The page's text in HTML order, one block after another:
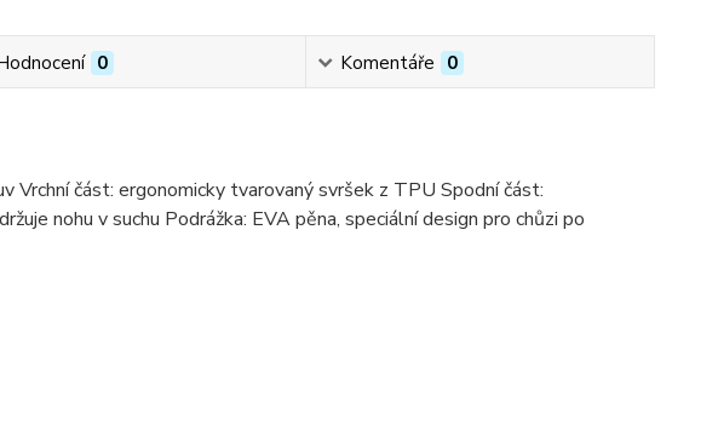
0 Komentáře 0
Vrchní část: ergonomicky tvarovaný svršek z TPU Spodní část:
nohu v suchu Podrážka: EVA pěna, speciální design pro chůzi po